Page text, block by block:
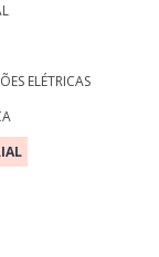
ELÉTRICAS